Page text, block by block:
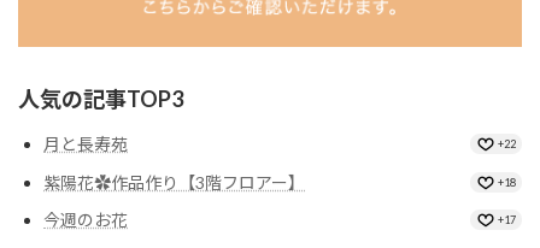
人気の記事TOP3
月と長寿苑 +22
紫陽花✿作品作り【3階フロアー】 +18
今週のお花 +17